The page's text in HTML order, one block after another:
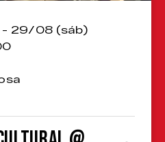
29/08 (sáb)